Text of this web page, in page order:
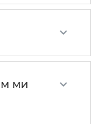
ми